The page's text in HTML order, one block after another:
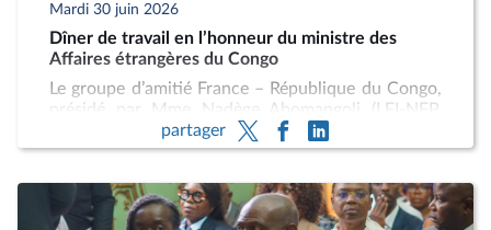
Mardi 30 juin 2026
Dîner de travail en l’honneur du ministre des
Affaires étrangères du Congo
Le groupe d’amitié France – République du Congo,
présidé par Mme Nadège Abomangoli (LFI-NFP,
Seine-Saint-Denis) a reçu M. Constant-Serge
Bounda, ministre des Affaires étrangères, de la
République du Congo, à l’occasion d’un dîner de
travail à l’Assemblée nationale en présence
partager